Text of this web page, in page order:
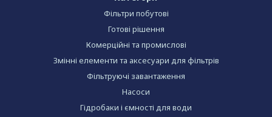
Фільтри побутові
Готові рішення
Комерційні та промислові
Змінні елементи та аксесуари для фільтрів
Фільтруючі завантаження
Насоси
Гідробаки і ємності для води